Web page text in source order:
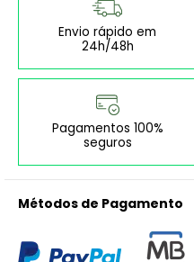
Envio rápido em
24h/48h
Pagamentos 100%
seguros
Métodos de Pagamento